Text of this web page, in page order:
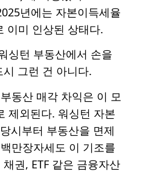
년에는 자본이득세율
이미 인상된 상태다.
싱턴 부동산에서 손을
그런 건 아니다.
동산 매각 차익은 이 모
제외된다. 워싱턴 자본
시부터 부동산을 면제
만장자세도 이 기조를
권, ETF 같은 금융자산